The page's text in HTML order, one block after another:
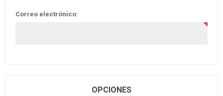
Correo electrónico:
OPCIONES